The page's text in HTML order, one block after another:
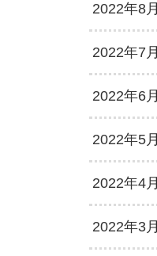
2022年8月
2022年7月
2022年6月
2022年5月
2022年4月
2022年3月